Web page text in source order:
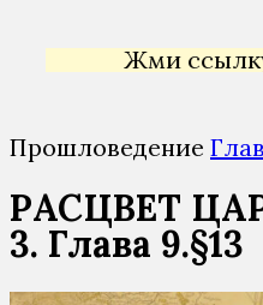
Жми ссылку,
Прошловедение
РАСЦВЕТ
3. Глава 9.§13